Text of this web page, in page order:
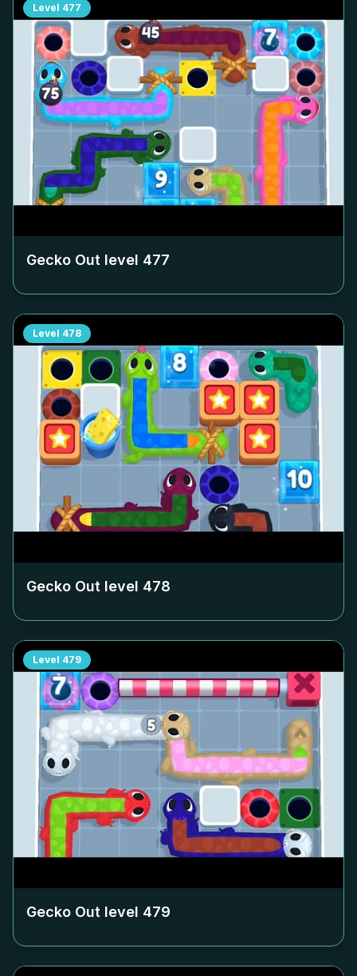
Level 477
Gecko Out level 477
Level 478
Gecko Out level 478
Level 479
Gecko Out level 479